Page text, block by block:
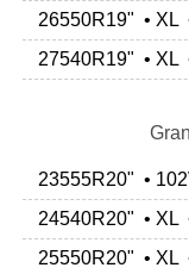
26550R19" • XL
27540R19" • XL
23555R20" •
24540R20" • XL
25550R20" • XL